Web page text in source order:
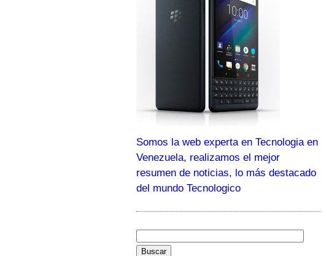
Somos la web experta en Tecnologia en
Venezuela, realizamos el mejor
resumen de noticias, lo más destacado
del mundo Tecnologico